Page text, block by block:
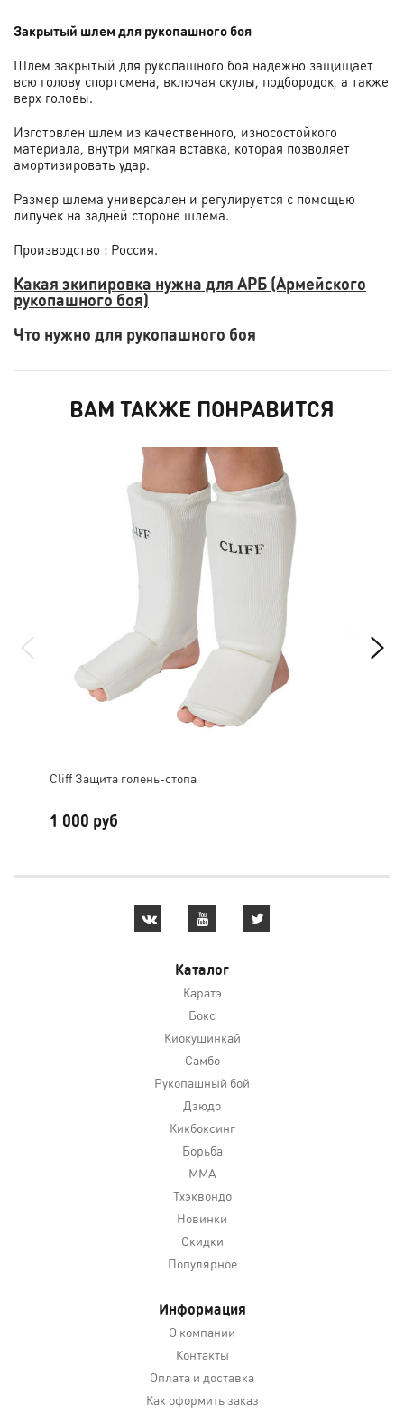
Закрытый шлем для рукопашного боя
Шлем закрытый для рукопашного боя надёжно защищает
всю голову спортсмена, включая скулы, подбородок, а также
верх головы.
Изготовлен шлем из качественного, износостойкого
материала, внутри мягкая вставка, которая позволяет
амортизировать удар.
Размер шлема универсален и регулируется с помощью
липучек на задней стороне шлема.
Производство : Россия.
Какая экипировка нужна для АРБ (Армейского
рукопашного боя)
Что нужно для рукопашного боя
ВАМ ТАКЖЕ ПОНРАВИТСЯ
Cliff Защита голень-стопа
1 000 руб
Каталог
Каратэ
Бокс
Киокушинкай
Самбо
Рукопашный бой
Дзюдо
Кикбоксинг
Борьба
MMA
Тхэквондо
Новинки
Скидки
Популярное
Информация
О компании
Контакты
Оплата и доставка
Как оформить заказ